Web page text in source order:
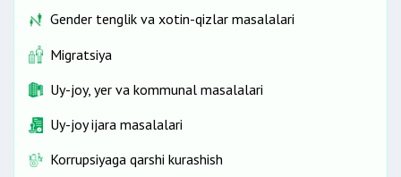
Gender tenglik va xotin-qizlar masalalari
Migratsiya
Uy-joy, yer va kommunal masalalari
Uy-joy ijara masalalari
Korrupsiyaga qarshi kurashish